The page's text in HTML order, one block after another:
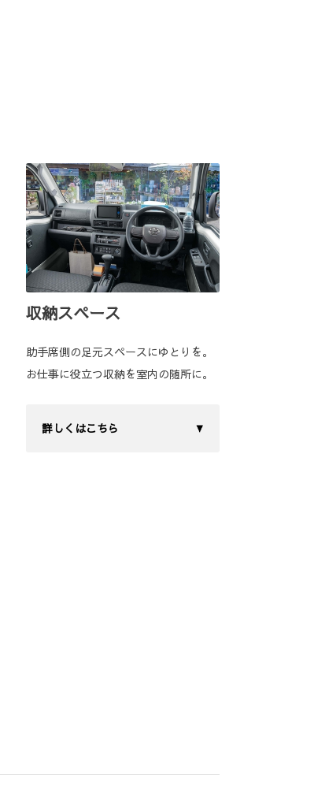
収納スペース
助手席側の足元スペースにゆとりを。
お仕事に役立つ収納を室内の随所に。
詳しくはこちら